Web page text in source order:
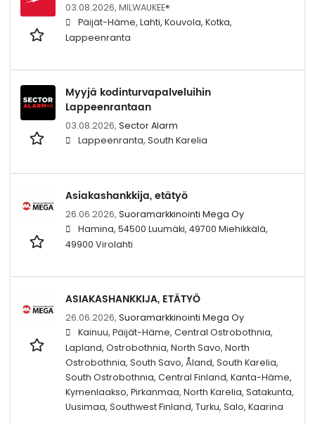
03.08.2026, MILWAUKEE®
Päijät-Häme, Lahti, Kouvola, Kotka,
Lappeenranta
Myyjä kodinturvapalveluihin
Lappeenrantaan
03.08.2026, Sector Alarm
Lappeenranta, South Karelia
Asiakashankkija, etätyö
26.06.2026, Suoramarkkinointi Mega Oy
Hamina, 54500 Luumäki, 49700 Miehikkälä,
49900 Virolahti
ASIAKASHANKKIJA, ETÄTYÖ
26.06.2026, Suoramarkkinointi Mega Oy
Kainuu, Päijät-Häme, Central Ostrobothnia,
Lapland, Ostrobothnia, North Savo, North
Ostrobothnia, South Savo, Åland, South Karelia,
South Ostrobothnia, Central Finland, Kanta-Häme,
Kymenlaakso, Pirkanmaa, North Karelia, Satakunta,
Uusimaa, Southwest Finland, Turku, Salo, Kaarina